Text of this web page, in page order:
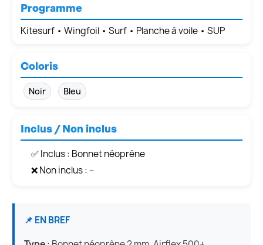
Programme
Kitesurf • Wingfoil • Surf • Planche à voile • SUP
Coloris
Noir Bleu
Inclus / Non inclus
✅ Inclus : Bonnet néoprène
❌ Non inclus : –
📌 EN BREF